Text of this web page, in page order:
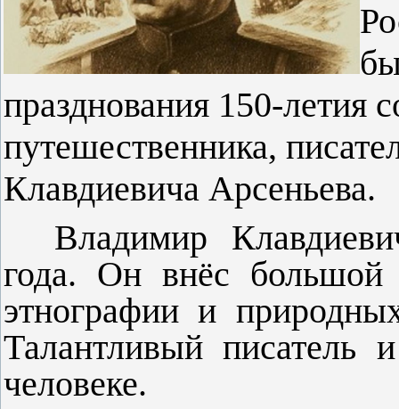
празднования 150-летия
путешественника,
Клавдиевича Арсеньева.
Владимир
года. Он внёс большой
этнографии и
Талантливый писатель
человеке.